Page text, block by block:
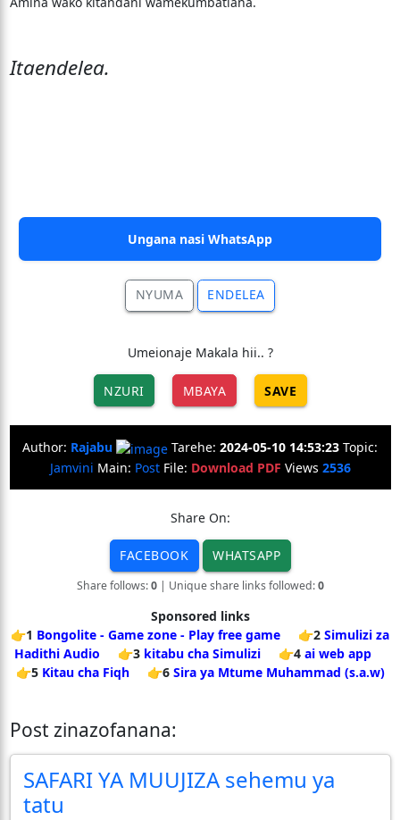
Itaendelea.
Ungana nasi WhatsApp
NYUMA ENDELEA
Umeionaje Makala hii.. ?
NZURI MBAYA SAVE
Author: Rajabu Tarehe: 2024-05-10 14:53:23 Topic:
Jamvini Main: PostFile: Download PDF Views 2536
Share On:
FACEBOOK WHATSAPP
Share follows:0| Unique share links followed:0
Sponsored links
👉1 Bongolite - Game zone - Play free game 👉2 Simulizi za
Hadithi Audio
👉3 kitabu cha Simulizi 👉4 ai web app
👉5 Kitau cha Fiqh 👉6 Sira ya Mtume Muhammad (s.a.w)
Post zinazofanana:
SAFARI YA MUUJIZA sehemu ya
tatu